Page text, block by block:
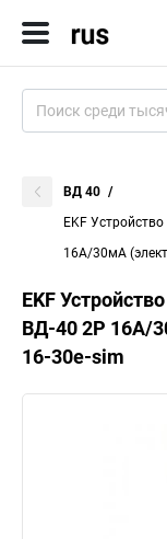
ВД 40
EKF
16А/30мА
EKF
ВД-40 2P 16А/
16-30e-sim